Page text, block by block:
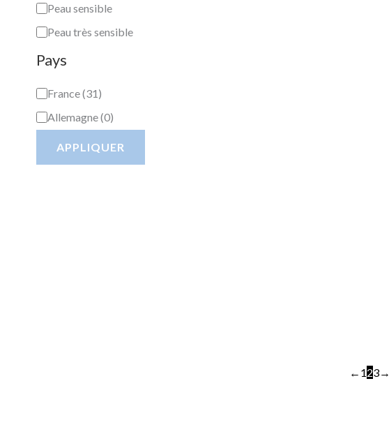
Peau sensible
Peau très sensible
Pays
France(31 )
Allemagne(0)
APPLIQUER
← 123→